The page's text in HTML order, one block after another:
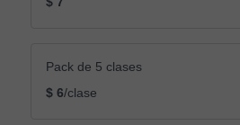
Pack de 5 clases
$ 6/clase